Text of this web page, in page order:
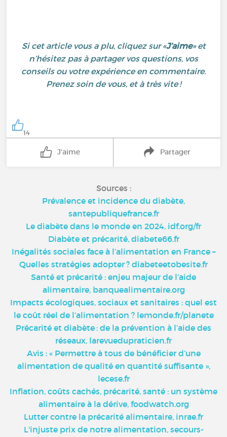
Si cet article vous a plu, cliquez sur «J’aime» et
n’hésitez pas à partager vos questions, vos
conseils ou votre expérience en commentaire.
Prenez soin de vous, et à très vite !
14
J'aime Partager
Sources :
Prévalence et incidence du diabète,
santepubliquefrance.fr
Le diabète dans le monde en 2024, idf.org/fr
Diabète et précarité, diabete66.fr
Inégalités sociales face à l’alimentation en France –
Quelles stratégies adopter ? diabeteetobesite.fr
Santé et précarité : enjeu majeur de l’aide
alimentaire, banquealimentaire.org
Impacts écologiques, sociaux et sanitaires : quel est
le coût réel de l’alimentation ? lemonde.fr/planete
Précarité et diabète : de la prévention à l’aide des
réseaux, larevuedupraticien.fr
Avis : « Permettre à tous de bénéficier d’une
alimentation de qualité en quantité suffisante »,
lecese.fr
Inflation, coûts cachés, précarité, santé : un système
alimentaire à la dérive, foodwatch.org
Lutter contre la précarité alimentaire, inrae.fr
L'injuste prix de notre alimentation, secours-